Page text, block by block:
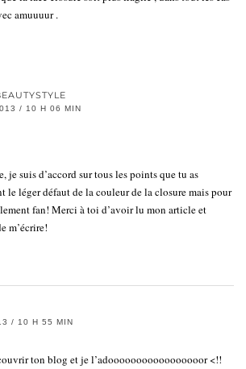
amuuuur .
/ 10 H 06 MIN
je suis d’accord sur tous les points que tu as
le léger défaut de la couleur de la closure mais pour
fan! Merci à toi d’avoir lu mon article et
m’écrire!
/ 10 H 55 MIN
ton blog et je l’adooooooooooooooooor <!!